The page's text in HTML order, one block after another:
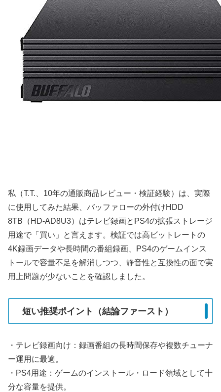
私（T.T.、10年の通販商品レビュー・検証経験）は、実際
に使用してみた結果、バッファローの外付けHDD
8TB（HD-AD8U3）はテレビ録画とPS4の拡張ストレージ
用途で「買い」と言えます。検証では高ビットレートの
4K録画データや長時間の番組録画、PS4のゲームインス
トールで容量不足を解消しつつ、静音性と互換性の面で実
用上問題が少ないことを確認しました。
短い推奨ポイント（結論ファースト）
・テレビ録画向け：録画番組の長時間保存や複数チューナ
ー運用に最適。
・PS4用途：ゲームのインストール・ロード領域として十
分な容量を提供。